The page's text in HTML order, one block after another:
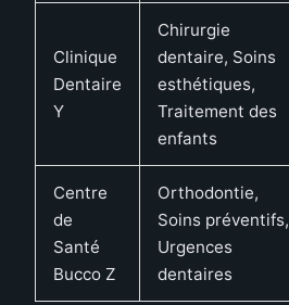
Clinique
Dentaire
Y
Chirurgie
dentaire, Soins
esthétiques,
Traitement des
enfants
Centre
de
Santé
Bucco Z
Orthodontie,
Soins préventifs,
Urgences
dentaires